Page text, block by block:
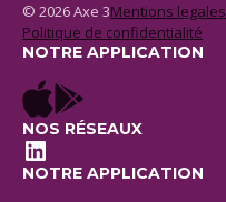
© 2026 Axe 3Mentions legales
Politique de confidentialité
NOTRE APPLICATION
NOS RÉSEAUX
LinkedIn
NOTRE APPLICATION